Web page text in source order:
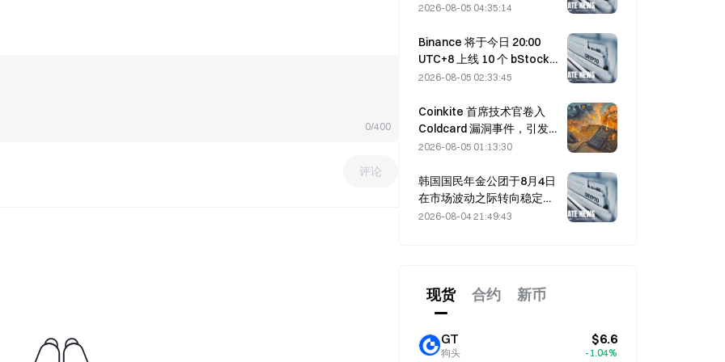
0/400
评论
达成协议的时间推迟至8月5
2026-08-05 04:35:14
Binance 将于今日 20:00
UTC+8 上线 10 个 bStocks
交易对，挂单手续费为零
2026-08-05 02:33:45
Coinkite 首席技术官卷入
Coldcard 漏洞事件，引发四
轮攻击并造成 1.14 亿美元损
2026-08-05 01:13:30
韩国国民年金公团于8月4日
在市场波动之际转向稳定型
股票
2026-08-04 21:49:43
现货 合约 新币
GT
狗头
$6.6
-1.04%